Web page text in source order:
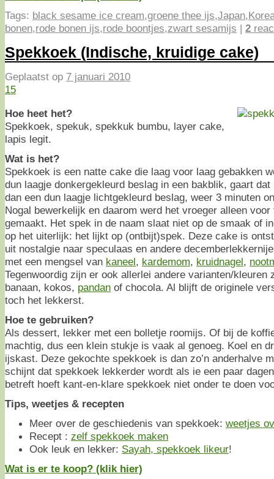
Tags: black sesame ice cream,groene thee ijs,Japan,
bonen,rode bonen ijs,rode boontjes,zwart sesamijs | 2
Spekkoek (Indische, kruidige cake)
Geplaatst op 7 januari 2010
15
Hoe heet het?
Spekkoek, spekuk, spekkuk bumbu, layer cake,
lapis legit.
Wat is het?
Spekkoek is een natte cake die laag voor laag gebakken
dun laagje donkergekleurd beslag in een bakblik, gaart
dan een dun laagje lichtgekleurd beslag, weer 3 minuten
Nogal bewerkelijk en daarom werd het vroeger alleen
gemaakt. Het spek in de naam slaat niet op de smaak of
op het uiterlijk: het lijkt op (ontbijt)spek. Deze cake is
uit nostalgie naar speculaas en andere
met een mengsel van kaneel, kardemom, kruidnagel,
Tegenwoordig zijn er ook allerlei andere varianten/kleuren
banaan, kokos, pandan of chocola. Al blijft de originele
toch het lekkerst.
Hoe te gebruiken?
Als dessert, lekker met een bolletje roomijs. Of bij de
machtig, dus een klein stukje is vaak al genoeg. Koel en
ijskast. Deze gekochte spekkoek is dan zo’n anderhalve
schijnt dat spekkoek lekkerder wordt als ie een paar
betreft hoeft kant-en-klare spekkoek niet onder te doen
Tips, weetjes & recepten
Meer over de geschiedenis van spekkoek: weetjes
Recept : zelf spekkoek maken
Ook leuk en lekker: Sayah, spekkoek likeur!
Wat is er te koop? (klik hier)